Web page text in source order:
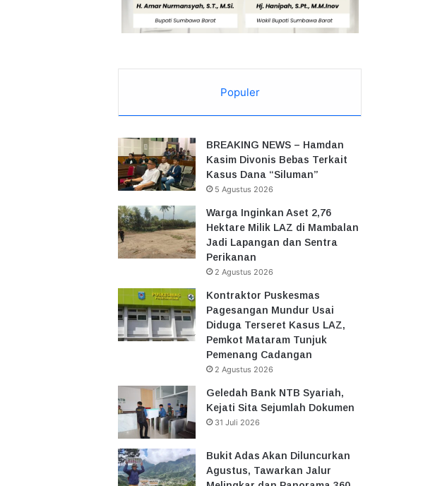
Populer
BREAKING NEWS – Hamdan
Kasim Divonis Bebas Terkait
Kasus Dana “Siluman”
5 Agustus 2026
Warga Inginkan Aset 2,76
Hektare Milik LAZ di Mambalan
Jadi Lapangan dan Sentra
Perikanan
2 Agustus 2026
Kontraktor Puskesmas
Pagesangan Mundur Usai
Diduga Terseret Kasus LAZ,
Pemkot Mataram Tunjuk
Pemenang Cadangan
2 Agustus 2026
Geledah Bank NTB Syariah,
Kejati Sita Sejumlah Dokumen
31 Juli 2026
Bukit Adas Akan Diluncurkan
Agustus, Tawarkan Jalur